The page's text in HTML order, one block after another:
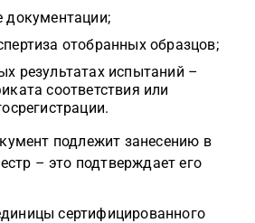
документации;
отобранных образцов;
результатах испытаний –
соответствия или
подлежит занесению в
– это подтверждает его
сертифицированного